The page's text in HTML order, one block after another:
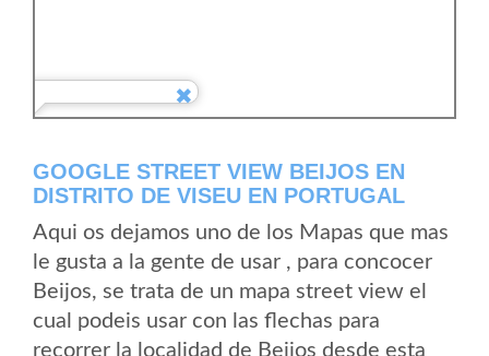
GOOGLE STREET VIEW BEIJOS EN
DISTRITO DE VISEU EN PORTUGAL
Aqui os dejamos uno de los Mapas que mas
le gusta a la gente de usar , para concocer
Beijos, se trata de un mapa street view el
cual podeis usar con las flechas para
recorrer la localidad de Beijos desde esta